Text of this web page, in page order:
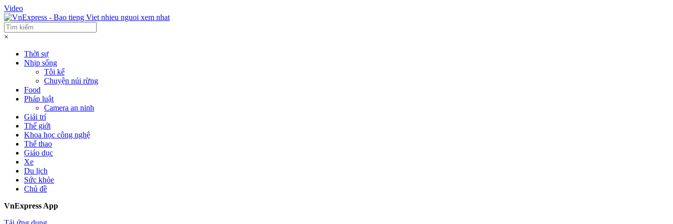
Video
×
Thời sự
Nhịp sống
Tôi kể
Chuyện núi rừng
Food
Pháp luật
Camera an ninh
Giải trí
Thế giới
Khoa học công nghệ
Thể thao
Giáo dục
Xe
Du lịch
Sức khỏe
Chủ đề
VnExpress App